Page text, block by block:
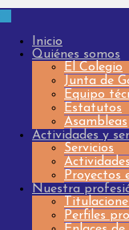
Inicio
Quiénes somos
El Colegio
Junta de
Equipo
Estatutos
Asambleas
Actividades y
Servicios
Actividades
Proyectos
Nuestra
Perfiles